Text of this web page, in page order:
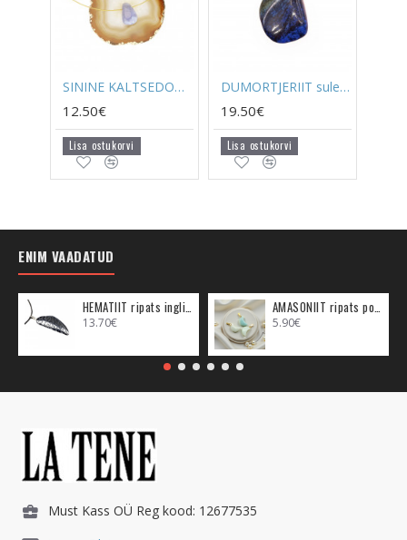
SININE KALTSEDON auguga erikujuline
12.50€
Lisa ostukorvi
DUMORTJERIIT suletud kinnitusega ripats (hõbe)
19.50€
Lisa ostukorvi
ENIM VAADATUD
13.70€ 5.90€
Must Kass OÜ Reg kood: 12677535